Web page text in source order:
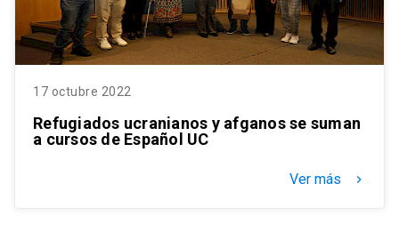
17 octubre 2022
Refugiados ucranianos y afganos se suman
a cursos de Español UC
Ver más keyboard_arrow_right